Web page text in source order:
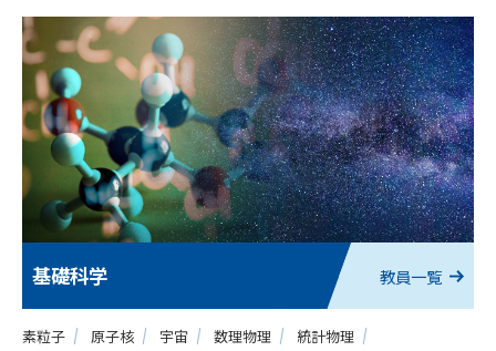
基礎科学 教員一覧
素粒子 原子核 宇宙 数理物理
統計物理